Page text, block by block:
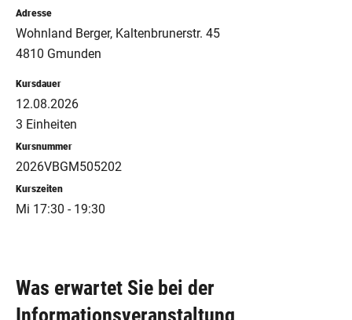
Was erwartet Sie bei der
Informationsveranstaltung
Adresse
Wohnland Berger, Kaltenbrunerstr. 45
4810 Gmunden
Kursdauer
12.08.2026
3 Einheiten
Kursnummer
2026VBGM505202
Kurszeiten
Mi 17:30 - 19:30